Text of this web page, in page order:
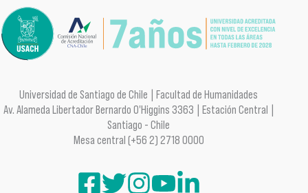
Universidad de Santiago de Chile | Facultad de Humanidades
Av. Alameda Libertador Bernardo O'Higgins 3363 | Estación Central |
Santiago - Chile
Mesa central (+56 2) 2718 0000